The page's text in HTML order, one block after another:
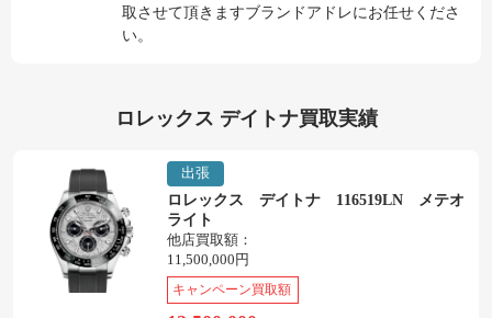
取させて頂きますブランドアドレにお任せくださ
い。
ロレックス デイトナ買取実績
出張
ロレックス デイトナ 116519LN メテオ
ライト
他店買取額：
11,500,000円
キャンペーン買取額